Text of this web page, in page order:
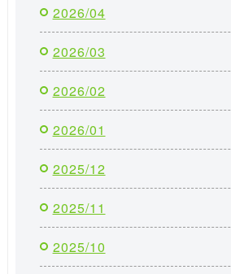
2026/04
2026/03
2026/02
2026/01
2025/12
2025/11
2025/10